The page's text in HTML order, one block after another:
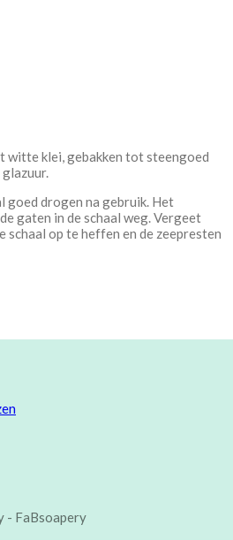
witte klei, gebakken tot steengoed
goed drogen na gebruik. Het
gaten in de schaal weg. Vergeet
schaal op te heffen en de zeepresten
FaBsoapery